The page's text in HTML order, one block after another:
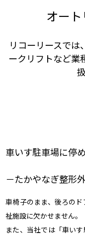
オー
リコーリースでは
ークリフトなど業
車いす駐車場に停
たかやなぎ整形
車椅子のまま、後ろの
祉施設に欠かせません。
また、当社では「車い